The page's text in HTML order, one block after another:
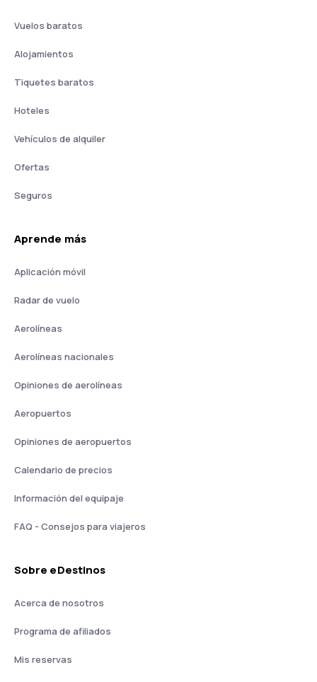
Vuelos baratos
Alojamientos
Tiquetes baratos
Hoteles
Vehículos de alquiler
Ofertas
Seguros
Aprende más
Aplicación móvil
Radar de vuelo
Aerolíneas
Aerolíneas nacionales
Opiniones de aerolíneas
Aeropuertos
Opiniones de aeropuertos
Calendario de precios
Información del equipaje
FAQ - Consejos para viajeros
Sobre eDestinos
Acerca de nosotros
Programa de afiliados
Mis reservas